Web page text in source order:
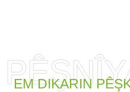
EM DIKARIN